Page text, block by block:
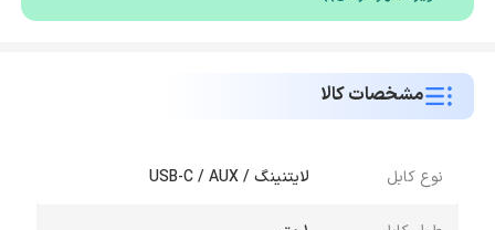
مشخصات کالا
نوع کابل لایتنینگ / USB-C / AUX